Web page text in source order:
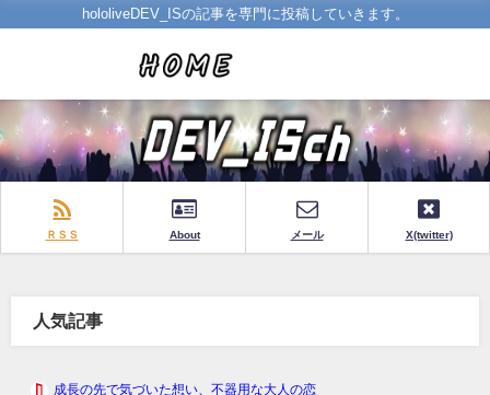
hololiveDEV_ISの記事を専門に投稿していきます。
ＲＳＳ About メール X(twitter)
人気記事